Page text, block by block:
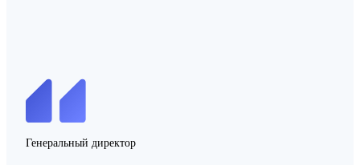
Генеральный директор